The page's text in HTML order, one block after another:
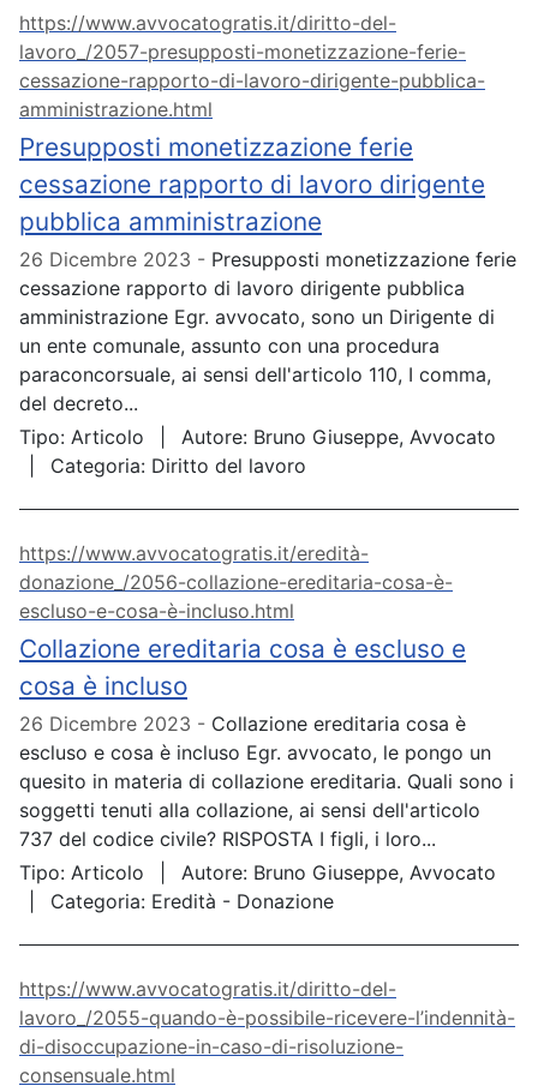
Presupposti monetizzazione ferie
cessazione rapporto di lavoro dirigente
pubblica amministrazione
https://www.avvocatogratis.it/diritto-del-
lavoro_/2057-presupposti-monetizzazione-ferie-
cessazione-rapporto-di-lavoro-dirigente-pubblica-
amministrazione.html
26 Dicembre 2023
Presupposti monetizzazione ferie
cessazione rapporto di lavoro dirigente pubblica
amministrazione Egr. avvocato, sono un Dirigente di
un ente comunale, assunto con una procedura
paraconcorsuale, ai sensi dell'articolo 110, I comma,
del decreto...
Tipo: Articolo Autore: Bruno Giuseppe, Avvocato
Categoria: Diritto del lavoro
Collazione ereditaria cosa è escluso e
cosa è incluso
https://www.avvocatogratis.it/eredità-
donazione_/2056-collazione-ereditaria-cosa-è-
escluso-e-cosa-è-incluso.html
26 Dicembre 2023
Collazione ereditaria cosa è
escluso e cosa è incluso Egr. avvocato, le pongo un
quesito in materia di collazione ereditaria. Quali sono i
soggetti tenuti alla collazione, ai sensi dell'articolo
737 del codice civile? RISPOSTA I figli, i loro...
Tipo: Articolo Autore: Bruno Giuseppe, Avvocato
Categoria: Eredità - Donazione
https://www.avvocatogratis.it/diritto-del-
lavoro_/2055-quando-è-possibile-ricevere-l’indennità-
di-disoccupazione-in-caso-di-risoluzione-
consensuale.html